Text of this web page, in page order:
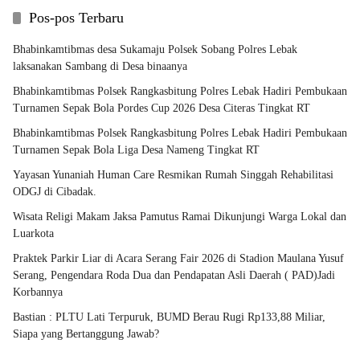
Pos-pos Terbaru
Bhabinkamtibmas desa Sukamaju Polsek Sobang Polres Lebak
laksanakan Sambang di Desa binaanya
Bhabinkamtibmas Polsek Rangkasbitung Polres Lebak Hadiri Pembukaan
Turnamen Sepak Bola Pordes Cup 2026 Desa Citeras Tingkat RT
Bhabinkamtibmas Polsek Rangkasbitung Polres Lebak Hadiri Pembukaan
Turnamen Sepak Bola Liga Desa Nameng Tingkat RT
Yayasan Yunaniah Human Care Resmikan Rumah Singgah Rehabilitasi
ODGJ di Cibadak.
Wisata Religi Makam Jaksa Pamutus Ramai Dikunjungi Warga Lokal dan
Luarkota
Praktek Parkir Liar di Acara Serang Fair 2026 di Stadion Maulana Yusuf
Serang, Pengendara Roda Dua dan Pendapatan Asli Daerah ( PAD)Jadi
Korbannya
Bastian : PLTU Lati Terpuruk, BUMD Berau Rugi Rp133,88 Miliar,
Siapa yang Bertanggung Jawab?